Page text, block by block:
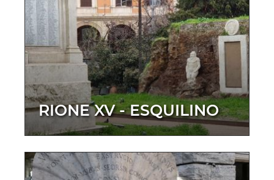
RIONE XV - ESQUILINO